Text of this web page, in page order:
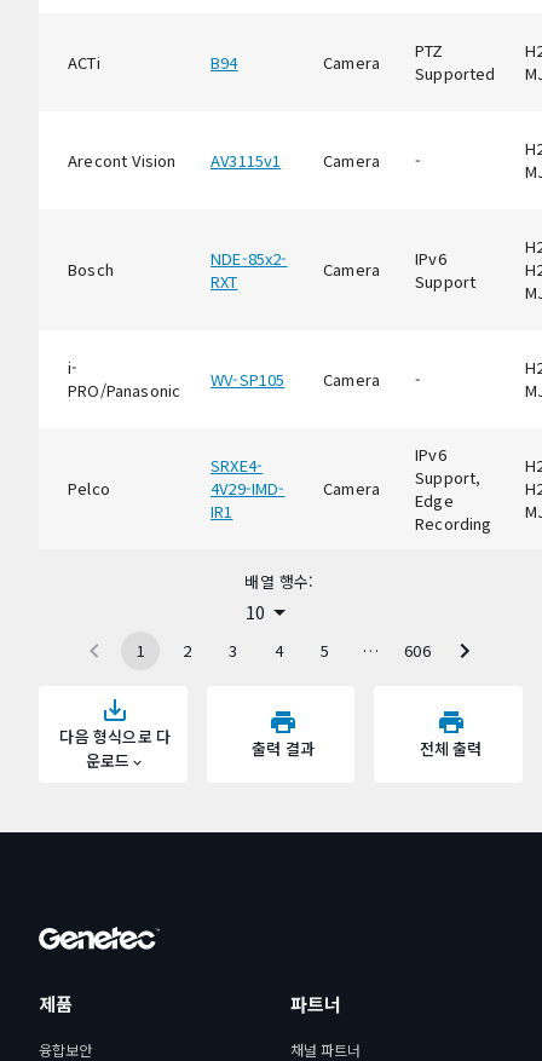
다음 형식으로 다
운로드
출력 결과 전체 출력
ACTi B94 Camera
PTZ
Supported
Arecont Vision AV3115v1 Camera -
Bosch
NDE-85x2-
RXT
Camera
IPv6
Support
i-
PRO/Panasonic
WV-SP105 Camera -
Pelco
SRXE4-
4V29-IMD-
IR1
Camera
IPv6
Support,
Edge
Recording
배열 행수:
10
1 2 3 4 5 … 606
제품
융합보안
파트너
채널 파트너